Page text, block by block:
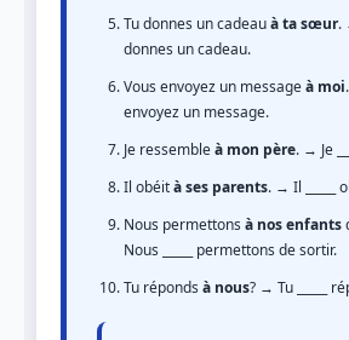
Tu donnes un cadeauà ta sœur.
donnes un cadeau.
Vous envoyez un messageà moi
envoyez un message.
Je ressembleà mon père. → Je
Il obéità ses parents. → Il _____
Nous permettons à nos enfants
Nous _____ permettons de sortir.
Tu réponds à nous? → Tu _____